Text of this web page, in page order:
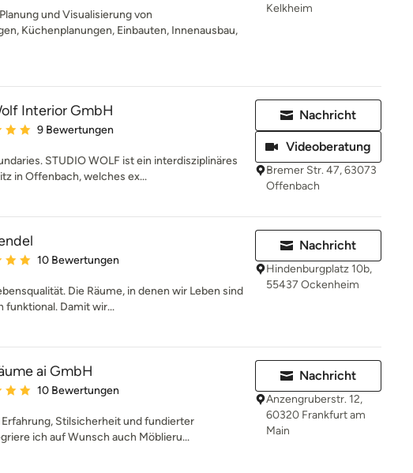
und Visualisierung von
Küchenplanungen, Einbauten, Innenausbau,
Kelkheim
Interior GmbH
Bewertung: 5 von 5 Sternen
9 Bewertungen
STUDIO WOLF ist ein interdisziplinäres
in Offenbach, welches ex...
Nachricht
Videoberatung
Bremer Str. 47, 63073
Offenbach
Bewertung: 5 von 5 Sternen
10 Bewertungen
Die Räume, in denen wir Leben sind
funktional. Damit wir...
Nachricht
Hindenburgplatz 10b,
55437 Ockenheim
ai GmbH
Bewertung: 5 von 5 Sternen
10 Bewertungen
Stilsicherheit und fundierter
ich auf Wunsch auch Möblieru...
Nachricht
Anzengruberstr. 12,
60320 Frankfurt am
Main